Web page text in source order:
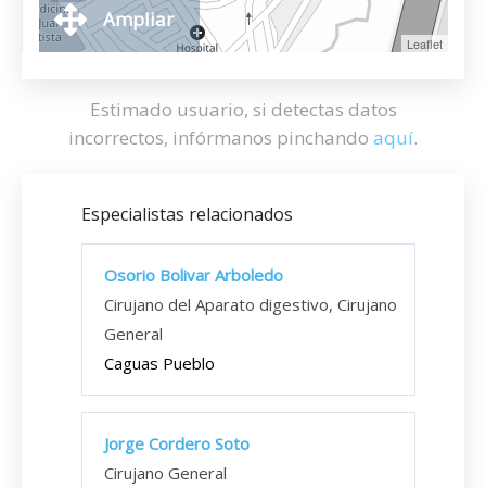
Leaflet
Ampliar
Estimado usuario, si detectas datos
incorrectos, infórmanos pinchando aquí.
Especialistas relacionados
Osorio Bolivar Arboledo
Cirujano del Aparato digestivo, Cirujano
General
Caguas Pueblo
Jorge Cordero Soto
Cirujano General